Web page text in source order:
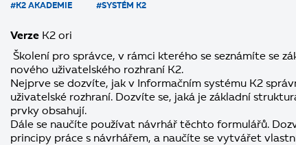
#K2 AKADEMIE #SYSTÉM K2
Verze K2 ori
Školení pro správce, v rámci kterého se seznámíte se
nového uživatelského rozhraní K2.
Nejprve se dozvíte, jak v Informačním systému K2
uživatelské rozhraní. Dozvíte se, jaká je základní
prvky obsahují.
Dále se naučíte používat návrhář těchto formulářů.
principy práce s návrhářem, a naučíte se vytvářet